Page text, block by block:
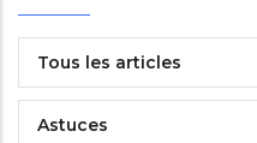
Tous les articles
Astuces